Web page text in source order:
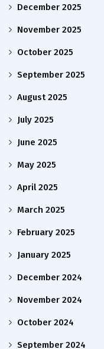
December 2025
November 2025
October 2025
September 2025
August 2025
July 2025
June 2025
May 2025
April 2025
March 2025
February 2025
January 2025
December 2024
November 2024
October 2024
September 2024